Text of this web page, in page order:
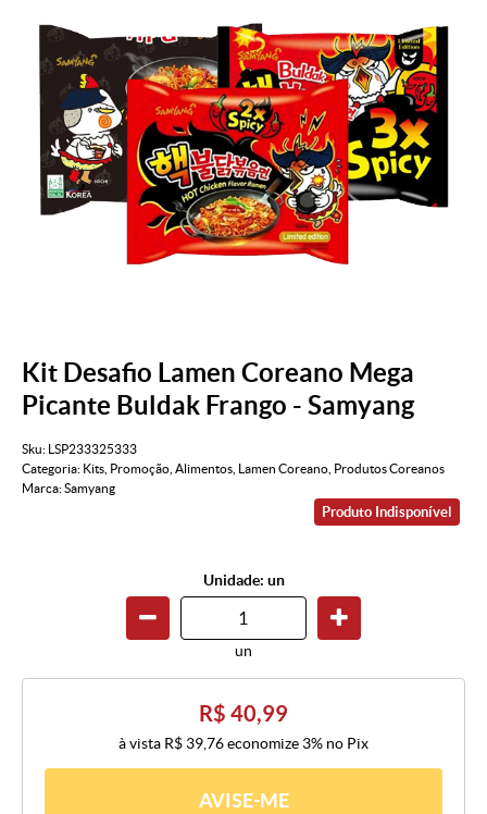
Kit Desafio Lamen Coreano Mega
Picante Buldak Frango - Samyang
Sku:
LSP233325333
Categoria: Kits Promoção Alimentos Lamen Coreano Produtos Coreanos
Marca:Samyang
Produto Indisponível
Unidade: un
un
R$ 40,99
à vista R$ 39,76economize 3% no Pix
AVISE-ME